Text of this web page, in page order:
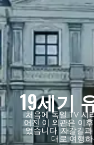
19세기
처음에 독일 TV 시
어진 이 외관은 이
었습니다. 자갈길
대로 여행